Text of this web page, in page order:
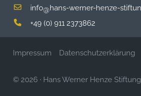
info@hans-werner-henze-
+49 (0) 911 2373862
Impressum Datenschutzerklärung
© 2026 · Hans Werner Henze Stiftung